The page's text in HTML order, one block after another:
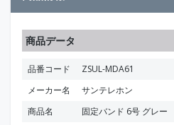
商品データ
品番コード
ZSUL-MDA61
メーカー名
サンテレホン
商品名
固定バンド 6号 グレー